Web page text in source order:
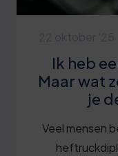
Ik heb
Maar wat
je
Veel mensen